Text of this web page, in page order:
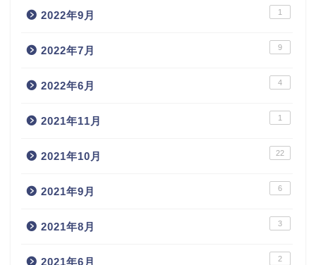
2022年9月 1
2022年7月 9
2022年6月 4
2021年11月 1
2021年10月 22
2021年9月 6
2021年8月 3
2021年6月 2